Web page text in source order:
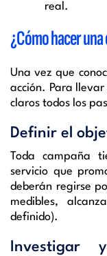
real.
¿Cómo hacer
Una vez que
acción. Para
claros todos los
Definir el
Toda campaña
servicio que
deberán regirse
medibles,
definido).
Investigar